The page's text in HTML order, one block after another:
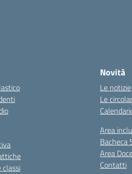
Novità
Le notizie
Le
Area
Bacheca
Area
Contatti